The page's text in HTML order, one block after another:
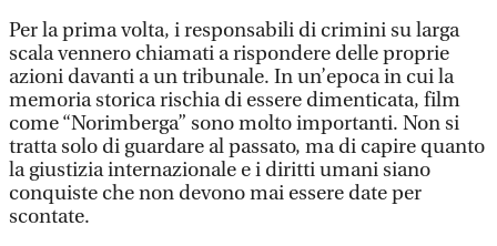
Per la prima volta, i responsabili di crimini su larga
scala vennero chiamati a rispondere delle proprie
azioni davanti a un tribunale. In un’epoca in cui la
memoria storica rischia di essere dimenticata, film
come “Norimberga” sono molto importanti. Non si
tratta solo di guardare al passato, ma di capire quanto
la giustizia internazionale e i diritti umani siano
conquiste che non devono mai essere date per
scontate.